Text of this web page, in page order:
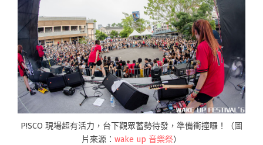
P!SCO 現場超有活力，台下觀眾蓄勢待發，準備衝撞囉！（圖
片來源： wake up 音樂祭）